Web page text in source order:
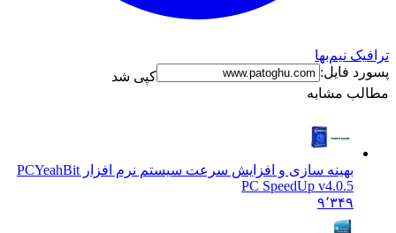
نیم‌بها
فایل:
کپی شد
مشابه
بهینه سازی و افزایش سرعت سیستم نرم افزار PCYeahBit
PC SpeedUp v4.0.5